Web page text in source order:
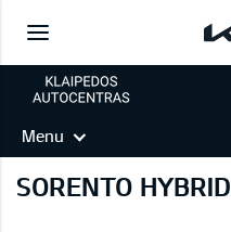
Menu
SORENTO HYBRID